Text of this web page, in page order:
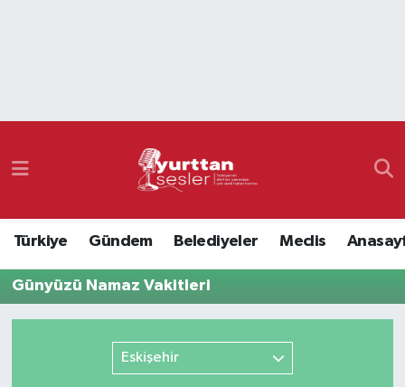
Türkiye Gündem Belediyeler Meclis
Günyüzü Namaz Vakitleri
Eskişehir
Namaz Vakitleri
Süper Lig Puan Durumu ve Fikstür
Son Dakika Haberleri